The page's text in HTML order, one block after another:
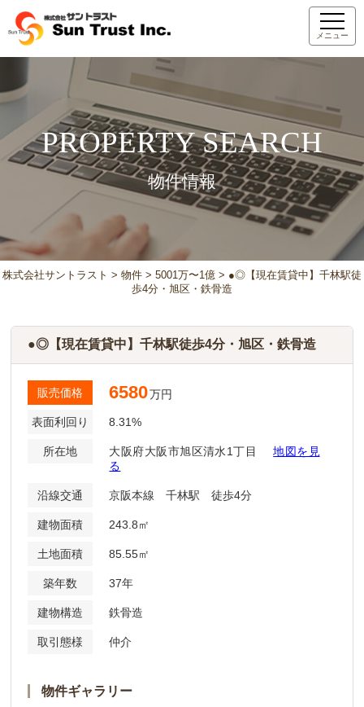
メニュー
PROPERTY SEARCH
物件情報
株式会社サントラスト > 物件 > 5001万〜1億 > ●◎【現在賃貸中】千林駅徒
歩4分・旭区・鉄骨造
●◎【現在賃貸中】千林駅徒歩4分・旭区・鉄骨造
販売価格 6580万円
表面利回り 8.31%
所在地 大阪府大阪市旭区清水1丁目
地図を見
る
沿線交通 京阪本線 千林駅 徒歩4分
建物面積 243.8㎡
土地面積 85.55㎡
築年数 37年
建物構造 鉄骨造
取引態様 仲介
物件ギャラリー